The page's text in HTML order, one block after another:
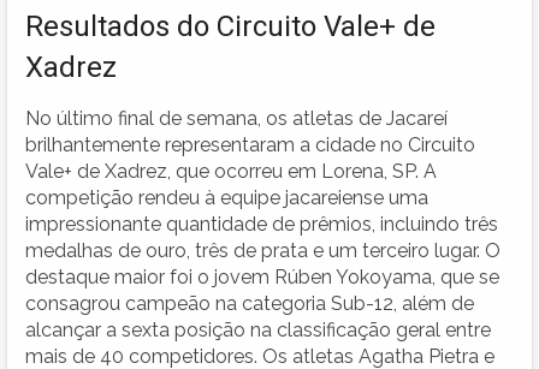
Resultados do Circuito Vale+ de
Xadrez
No último final de semana, os atletas de Jacareí
brilhantemente representaram a cidade no Circuito
Vale+ de Xadrez, que ocorreu em Lorena, SP. A
competição rendeu à equipe jacareiense uma
impressionante quantidade de prêmios, incluindo três
medalhas de ouro, três de prata e um terceiro lugar. O
destaque maior foi o jovem Rúben Yokoyama, que se
consagrou campeão na categoria Sub-12, além de
alcançar a sexta posição na classificação geral entre
mais de 40 competidores. Os atletas Agatha Pietra e